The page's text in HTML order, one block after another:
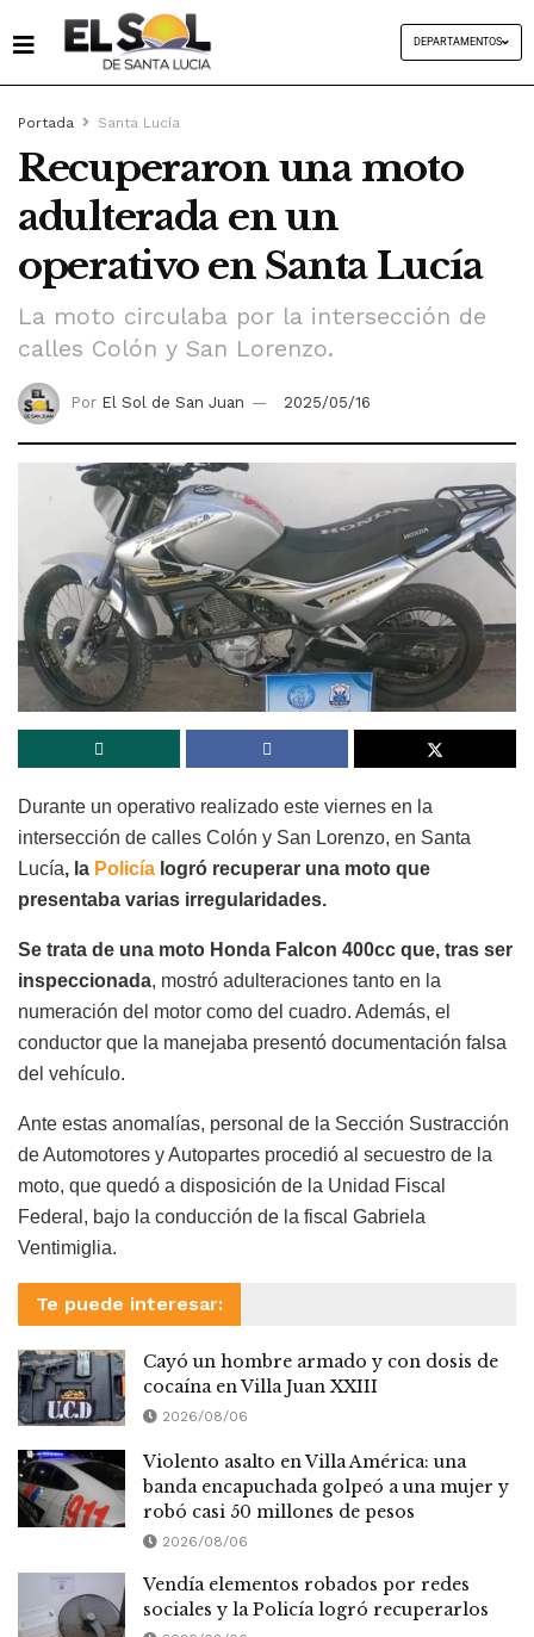
DEPARTAMENTOS
Portada Santa Lucía
Recuperaron una moto
adulterada en un
operativo en Santa Lucía
La moto circulaba por la intersección de
calles Colón y San Lorenzo.
Por El Sol de San Juan 2025/05/16
Durante un operativo realizado este viernes en la
intersección de calles Colón y San Lorenzo, en Santa
Lucía, la Policía logró recuperar una moto que
presentaba varias irregularidades.
Se trata de una moto Honda Falcon 400cc que, tras ser
inspeccionada, mostró adulteraciones tanto en la
numeración del motor como del cuadro. Además, el
conductor que la manejaba presentó documentación falsa
del vehículo.
Ante estas anomalías, personal de la Sección Sustracción
de Automotores y Autopartes procedió al secuestro de la
moto, que quedó a disposición de la Unidad Fiscal
Federal, bajo la conducción de la fiscal Gabriela
Ventimiglia.
Te puede interesar:
Cayó un hombre armado y con dosis de
cocaína en Villa Juan XXIII
2026/08/06
Violento asalto en Villa América: una
banda encapuchada golpeó a una mujer y
robó casi 50 millones de pesos
2026/08/06
Vendía elementos robados por redes
sociales y la Policía logró recuperarlos